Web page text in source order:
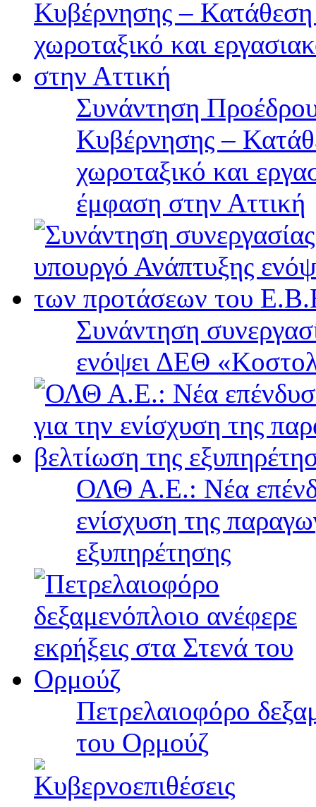
Συνάντηση
Κυβέρνησης –
χωροταξικό και
έμφαση στην Αττική
Συνάντηση
ενόψει ΔΕΘ
ΟΛΘ Α.Ε.: Νέα
ενίσχυση της
εξυπηρέτησης
Πετρελαιοφόρο
του Ορμούζ